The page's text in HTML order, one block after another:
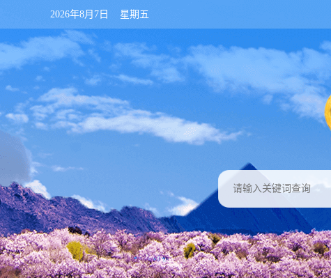
2026年8月7日 星期五